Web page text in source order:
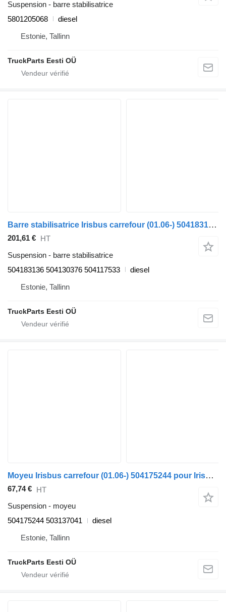
Suspension - barre stabilisatrice
5801205068
diesel
Estonie, Tallinn
TruckParts Eesti OÜ
Barre stabilisatrice Irisbus carrefour (01.06-) 504183136 pour Irisbus Arway, Crossway, Crealis, Magelys, Proway, Daily Tourys (2006-)
201,61 € HT
Suspension - barre stabilisatrice
504183136 504130376 504117533
diesel
Estonie, Tallinn
TruckParts Eesti OÜ
Moyeu Irisbus carrefour (01.06-) 504175244 pour Irisbus Arway, Crossway, Crealis, Magelys, Proway, Daily Tourys (2006-)
67,74 € HT
Suspension - moyeu
504175244 503137041
diesel
Estonie, Tallinn
TruckParts Eesti OÜ